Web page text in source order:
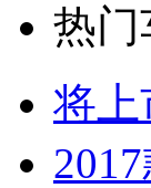
热门
将上